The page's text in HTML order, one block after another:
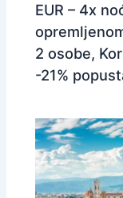
EUR – 4x
2 osobe,
-21%